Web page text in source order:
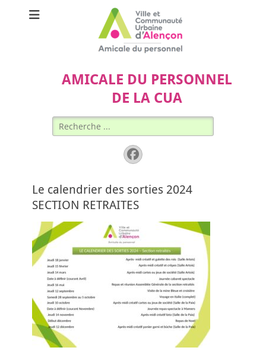
AMICALE DU PERSONNEL
DE LA CUA
Rechercher :
Facebook
Le calendrier des sorties 2024
SECTION RETRAITES